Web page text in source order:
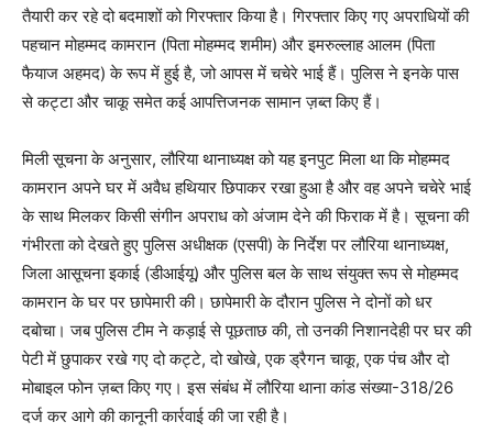
तैयारी कर रहे दो बदमाशों को गिरफ्तार किया है। गिरफ्तार किए गए अपराधियों की
पहचान मोहम्मद कामरान (पिता मोहम्मद शमीम) और इमरुल्लाह आलम (पिता
फैयाज अहमद) के रूप में हुई है, जो आपस में चचेरे भाई हैं। पुलिस ने इनके पास
से कट्टा और चाकू समेत कई आपत्तिजनक सामान ज़ब्त किए हैं।
मिली सूचना के अनुसार, लौरिया थानाध्यक्ष को यह इनपुट मिला था कि मोहम्मद
कामरान अपने घर में अवैध हथियार छिपाकर रखा हुआ है और वह अपने चचेरे भाई
के साथ मिलकर किसी संगीन अपराध को अंजाम देने की फिराक में है। सूचना की
गंभीरता को देखते हुए पुलिस अधीक्षक (एसपी) के निर्देश पर लौरिया थानाध्यक्ष,
जिला आसूचना इकाई (डीआईयू) और पुलिस बल के साथ संयुक्त रूप से मोहम्मद
कामरान के घर पर छापेमारी की। छापेमारी के दौरान पुलिस ने दोनों को धर
दबोचा। जब पुलिस टीम ने कड़ाई से पूछताछ की, तो उनकी निशानदेही पर घर की
पेटी में छुपाकर रखे गए दो कट्टे, दो खोखे, एक ड्रैगन चाकू, एक पंच और दो
मोबाइल फोन ज़ब्त किए गए। इस संबंध में लौरिया थाना कांड संख्या-318/26
दर्ज कर आगे की कानूनी कार्रवाई की जा रही है।